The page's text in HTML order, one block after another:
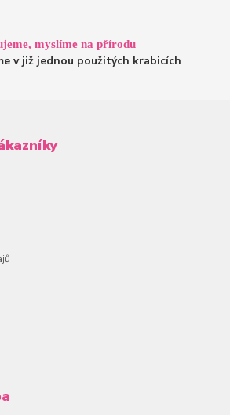
myslíme na přírodu
v již jednou použitých krabicích